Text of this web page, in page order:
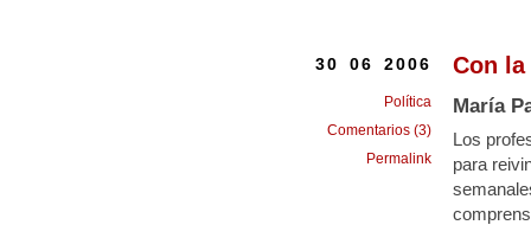
Con
María
Los
para
30 06 2006
Política
Comentarios (3)
Permalink